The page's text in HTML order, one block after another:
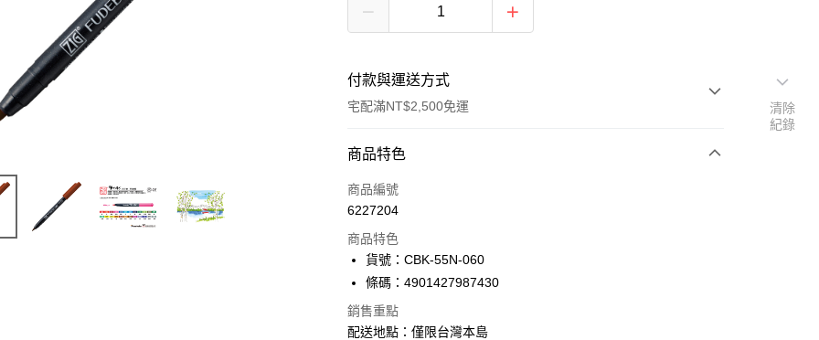
付款與運送方式
宅配滿NT$2,500免運
付款方式
信用卡一次付款
街口支付
悠遊付
ATM付款
商品特色
商品編號
6227204
商品特色
貨號：CBK-55N-060
條碼：4901427987430
銷售重點
配送地點：僅限台灣本島
清除
紀錄